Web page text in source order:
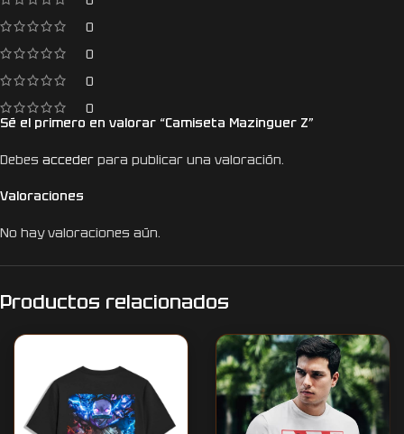
0
0
0
0
Valoraciones
No hay valoraciones aún.
Sé el primero en valorar “Camiseta Mazinguer Z”
Debes acceder para publicar una valoración.
Productos relacionados